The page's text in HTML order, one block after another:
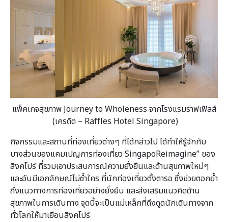
แพ็คเกจสุขภาพ Journey to Wholeness จากโรงแรมราฟเฟิลส์
(เครดิต – Raffles Hotel Singapore)
กิจกรรมและสถานที่ท่องเที่ยวต่างๆ ที่ได้กล่าวไป ได้ทำให้รู้จักกับ
บางส่วนของแคมเปญการท่องเที่ยว SingapoReimagine” ของ
สิงคโปร์ ที่รวมเอาประสบการณ์ความยั่งยืนและด้านสุขภาพใหม่ๆ
และอันมีเอกลักษณ์ไม่ซ้ำใคร ที่นักท่องเที่ยวตั้งตารอ ซึ่งช่วยตอกย้ำ
ถึงแนวทางการท่องเที่ยวอย่างยั่งยืน และส่งเสริมแนวคิดด้าน
สุขภาพในการเดินทาง จุดนี้จะเป็นแม่เหล็กที่ดึงดูดนักเดินทางจาก
ทั่วโลกให้มาเยือนสิงคโปร์